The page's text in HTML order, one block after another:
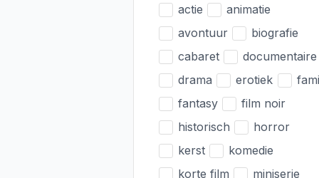
actie
animatie
avontuur
biografie
cabaret
documentaire
drama
erotiek
fantasy
film noir
historisch
horror
kerst
komedie
korte film
miniserie